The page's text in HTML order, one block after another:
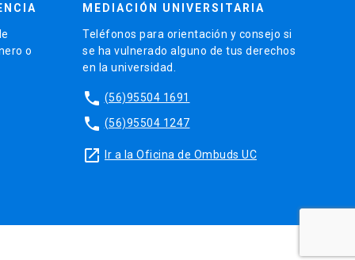
o
MEDIACIÓN UNIVERSITARIA
Teléfonos para orientación y consejo si
se ha vulnerado alguno de tus derechos
en la universidad.
phone (56)95504 1691
phone (56)95504 1247
launch Ir a la Oficina de Ombuds UC